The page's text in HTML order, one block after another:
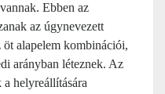
Ebben az
az úgynevezett
öt alapelem kombinációi,
arányban léteznek. Az
helyreállítására